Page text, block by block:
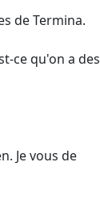
de Termina.
ce qu'on a des
Je vous de